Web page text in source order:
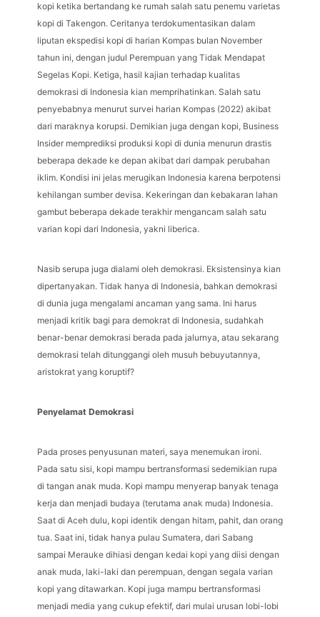
kopi ketika bertandang ke rumah salah satu penemu varietas
kopi di Takengon. Ceritanya terdokumentasikan dalam
liputan ekspedisi kopi di harian Kompas bulan November
tahun ini, dengan judul Perempuan yang Tidak Mendapat
Segelas Kopi. Ketiga, hasil kajian terhadap kualitas
demokrasi di Indonesia kian memprihatinkan. Salah satu
penyebabnya menurut survei harian Kompas (2022) akibat
dari maraknya korupsi. Demikian juga dengan kopi, Business
Insider memprediksi produksi kopi di dunia menurun drastis
beberapa dekade ke depan akibat dari dampak perubahan
iklim. Kondisi ini jelas merugikan Indonesia karena berpotensi
kehilangan sumber devisa. Kekeringan dan kebakaran lahan
gambut beberapa dekade terakhir mengancam salah satu
varian kopi dari Indonesia, yakni liberica.
Nasib serupa juga dialami oleh demokrasi. Eksistensinya kian
dipertanyakan. Tidak hanya di Indonesia, bahkan demokrasi
di dunia juga mengalami ancaman yang sama. Ini harus
menjadi kritik bagi para demokrat di Indonesia, sudahkah
benar-benar demokrasi berada pada jalurnya, atau sekarang
demokrasi telah ditunggangi oleh musuh bebuyutannya,
aristokrat yang koruptif?
Penyelamat Demokrasi
Pada proses penyusunan materi, saya menemukan ironi.
Pada satu sisi, kopi mampu bertransformasi sedemikian rupa
di tangan anak muda. Kopi mampu menyerap banyak tenaga
kerja dan menjadi budaya (terutama anak muda) Indonesia.
Saat di Aceh dulu, kopi identik dengan hitam, pahit, dan orang
tua. Saat ini, tidak hanya pulau Sumatera, dari Sabang
sampai Merauke dihiasi dengan kedai kopi yang diisi dengan
anak muda, laki-laki dan perempuan, dengan segala varian
kopi yang ditawarkan. Kopi juga mampu bertransformasi
menjadi media yang cukup efektif, dari mulai urusan lobi-lobi